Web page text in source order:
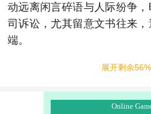
动远离闲言碎语与人际纷争
司诉讼，尤其留意文书往来
端。
展开剩余56%